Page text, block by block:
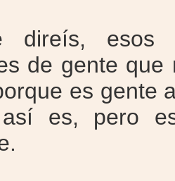
direís, esos
de gente
es gente
es, pero